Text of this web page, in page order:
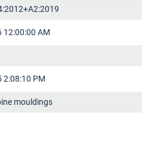
AM
PM
mouldings